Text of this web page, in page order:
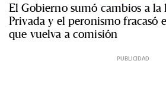
El Gobierno sumó cambios a la
Privada y el peronismo fracasó
que vuelva a comisión